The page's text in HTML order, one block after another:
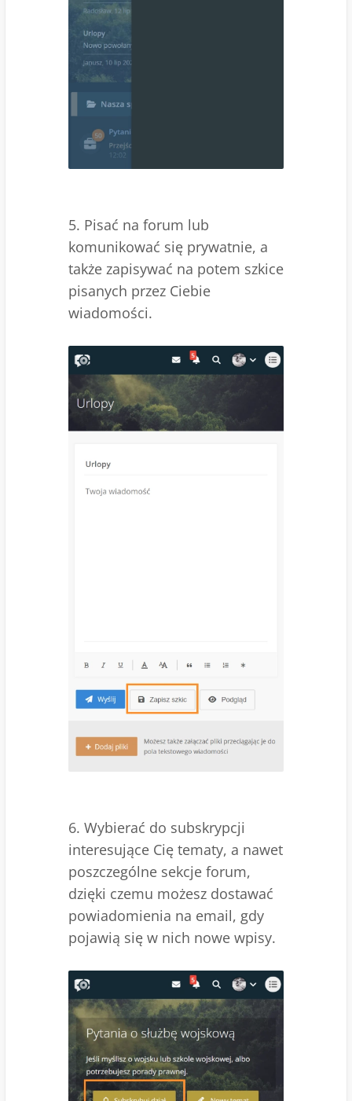
5. Pisać na forum lub
komunikować się prywatnie, a
także zapisywać na potem szkice
pisanych przez Ciebie
wiadomości.
6. Wybierać do subskrypcji
interesujące Cię tematy, a nawet
poszczególne sekcje forum,
dzięki czemu możesz dostawać
powiadomienia na email, gdy
pojawią się w nich nowe wpisy.